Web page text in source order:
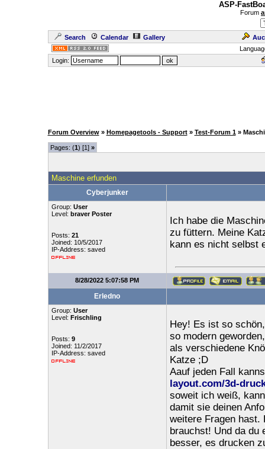
ASP-
Forum
Search Calendar Gallery
Login:
Forum Overview » Homepagetools - Support » Test-Forum 1 »
Pages: (1) [1] »
Maschine erfunden
Cyberjunker
Group: User
Level: braver Poster
Posts: 21
Joined: 10/5/2017
IP-Address: saved
Ich habe die
zu füttern. Meine
kann es nicht selbst
8/28/2022 5:07:58 PM
Erledno
Group: User
Level: Frischling
Posts: 9
Joined: 11/2/2017
IP-Address: saved
Hey! Es ist so
so modern
als verschiedene
Katze ;D
Aauf jeden Fall
layout.com/3d-
soweit ich weiß,
damit sie deinen
weitere Fragen hast.
brauchst! Und da
besser, es drucken